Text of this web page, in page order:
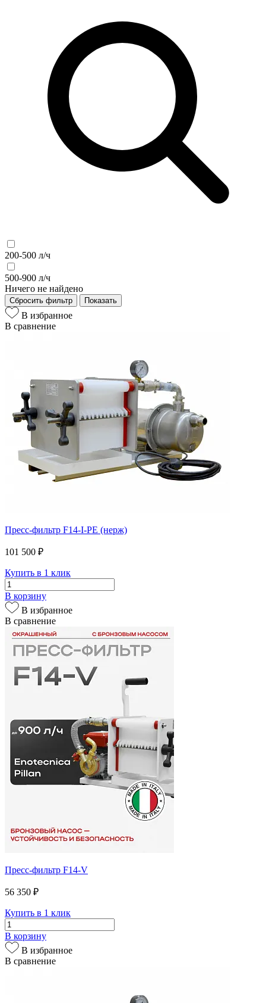
200-500 л/ч
500-900 л/ч
Ничего не найдено
Сбросить фильтр Показать
В избранное
В сравнение
Пресс-фильтр F14-I-PE (нерж)
101 500 ₽
Купить в 1 клик
В корзину
В избранное
В сравнение
Пресс-фильтр F14-V
56 350 ₽
Купить в 1 клик
В корзину
В избранное
В сравнение